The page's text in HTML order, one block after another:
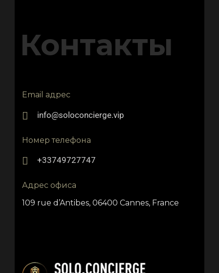
Контакты
Email адрес
info@soloconcierge.vip
Номер телефона
+33749727747
Адрес офиса
109 rue d’Antibes, 06400 Cannes, France